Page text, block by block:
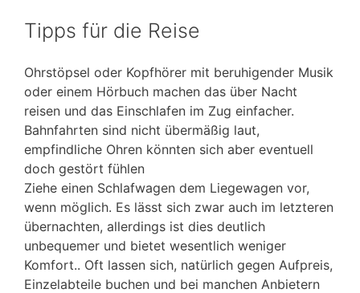
Tipps für die Reise
Ohrstöpsel oder Kopfhörer mit beruhigender Musik
oder einem Hörbuch machen das über Nacht
reisen und das Einschlafen im Zug einfacher.
Bahnfahrten sind nicht übermäßig laut,
empfindliche Ohren könnten sich aber eventuell
doch gestört fühlen
Ziehe einen Schlafwagen dem Liegewagen vor,
wenn möglich. Es lässt sich zwar auch im letzteren
übernachten, allerdings ist dies deutlich
unbequemer und bietet wesentlich weniger
Komfort.. Oft lassen sich, natürlich gegen Aufpreis,
Einzelabteile buchen und bei manchen Anbietern